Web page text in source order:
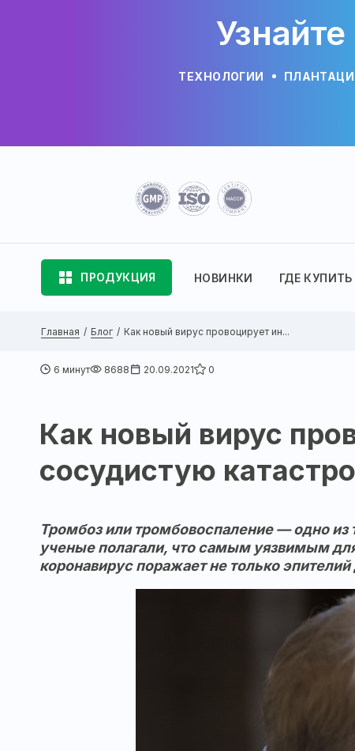
ТЕХНОЛОГИИ
ПРОДУКЦИЯ НОВИНКИ ГДЕ КУПИТЬ
Главная Блог Как новый вирус провоцирует ин...
6 минут 8688 20.09.2021 0
Как новый вирус
сосудистую
Тромбоз или тромбовоспаление — одно из
ученые полагали, что самым уязвимым
коронавирус поражает не только